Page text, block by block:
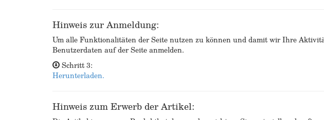
Hinweis zur Anmeldung:
Um alle Funktionalitäten der Seite nutzen zu können und damit wir Ihre
Benutzerdaten auf der Seite anmelden.
Schritt 3:
Herunterladen.
Hinweis zum Erwerb der Artikel: